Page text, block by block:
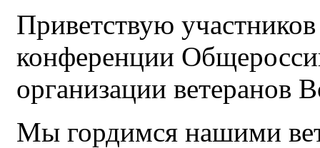
Приветствую
конференции
организации ветеранов
Мы гордимся нашими